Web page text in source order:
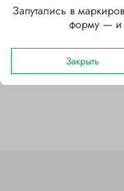
Бренд
Отзывы
Запутались в
форму — и
Закрыть